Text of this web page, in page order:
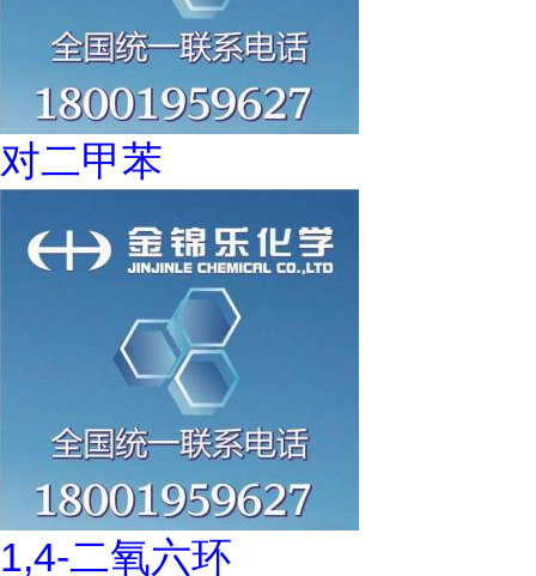
对二甲苯
1,4-二氧六环